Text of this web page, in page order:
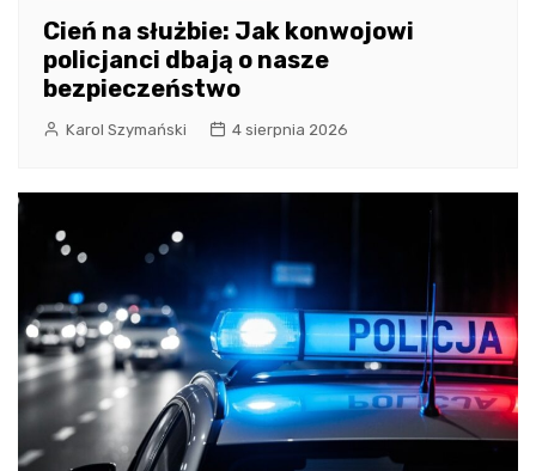
Cień na służbie: Jak konwojowi
policjanci dbają o nasze
bezpieczeństwo
Karol Szymański 4 sierpnia 2026